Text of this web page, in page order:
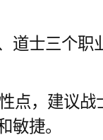
道士三个职
点，建议
敏捷。